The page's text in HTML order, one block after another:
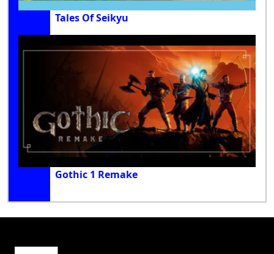
Tales Of Seikyu
Gothic 1 Remake